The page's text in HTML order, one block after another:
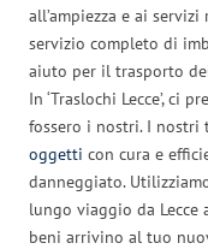
all’ampiezza e ai
servizio completo di
aiuto per il trasporto
In ‘Traslochi Lecce’, ci
fossero i nostri. I nostri
oggetti con cura e
danneggiato.
lungo viaggio da Lecce
beni arrivino al tuo